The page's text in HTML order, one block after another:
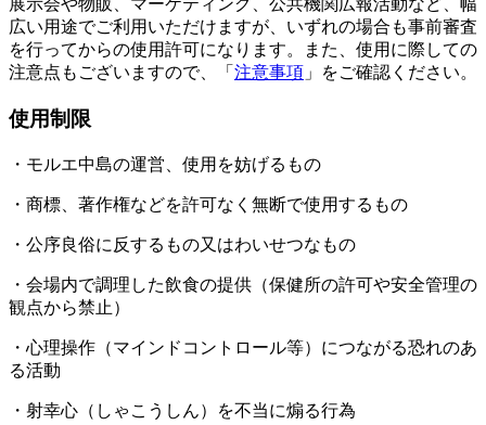
展示会や物販、マーケティング、公共機関広報活動など、幅
広い用途でご利用いただけますが、いずれの場合も事前審査
を行ってからの使用許可になります。また、使用に際しての
注意点もございますので、「 注意事項 」をご確認ください。
使用制限
・モルエ中島の運営、使用を妨げるもの
・商標、著作権などを許可なく無断で使用するもの
・公序良俗に反するもの又はわいせつなもの
・会場内で調理した飲食の提供（保健所の許可や安全管理の
観点から禁止）
・心理操作（マインドコントロール等）につながる恐れのあ
る活動
・射幸心（しゃこうしん）を不当に煽る行為